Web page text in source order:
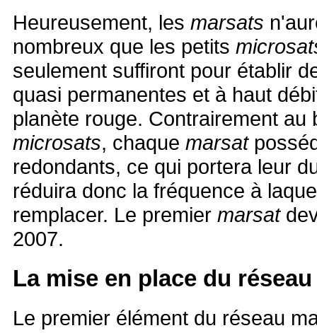
Heureusement, les marsats
nombreux que les petits
seulement suffiront pour établir
quasi permanentes et à haut
planète rouge. Contrairement au
microsats, chaque marsat
redondants, ce qui portera leur
réduira donc la fréquence à
remplacer. Le premier marsat
2007.
La mise en place du
Le premier élément du réseau